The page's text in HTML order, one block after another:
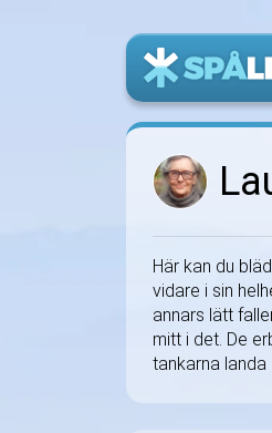
Här kan du
vidare i sin
annars lätt
mitt i det. De
tankarna landa